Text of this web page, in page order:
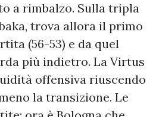
a rimbalzo. Sulla tripla
trova allora il primo
(56-53) e da quel
più indietro. La Virtus
offensiva riuscendo
la transizione. Le